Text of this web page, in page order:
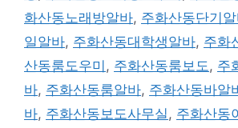
화산동노래방알바, 주화산동단기
일알바, 주화산동대학생알바, 주화
산동룸도우미 , 주화산동룸보도 , 주
바, 주화산동룸알바, 주화산동바알
바, 주화산동보도사무실 , 주화산동